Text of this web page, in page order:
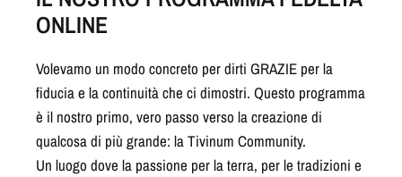
ONLINE
Volevamo un modo concreto per dirti GRAZIE per la
fiducia e la continuità che ci dimostri. Questo programma
è il nostro primo, vero passo verso la creazione di
qualcosa di più grande: la Tivinum Community.
Un luogo dove la passione per la terra, per le tradizioni e